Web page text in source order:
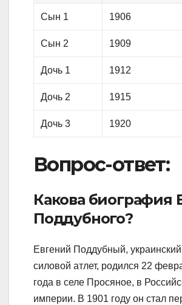
Сын 1 1906
Сын 2 1909
Дочь 1 1912
Дочь 2 1915
Дочь 3 1920
Вопрос-ответ:
Какова биография
Поддубного?
Евгений Поддубный,
силовой атлет, родился 22
года в селе Просяное, в
империи. В 1901 году он стал